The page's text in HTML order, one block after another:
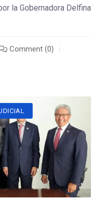
la Gobernadora Delfina
Comment (0)